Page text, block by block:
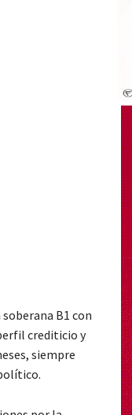
B1 con
crediticio y
siempre